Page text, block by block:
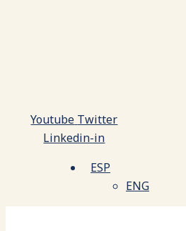
Youtube Twitter
Linkedin-in
ESP
ENG